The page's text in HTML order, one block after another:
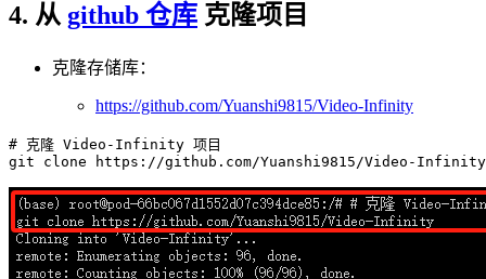
4. 从 github 仓库 克隆项目
克隆存储库：
https://github.com/Yuanshi9815/Video-Infinity
# 克隆 Video-Infinity 项目
git clone